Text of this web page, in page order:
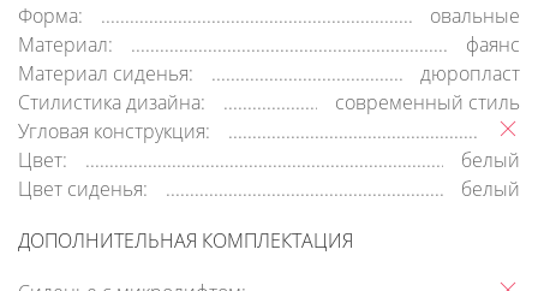
Форма:
овальные
Материал:
фаянс
Материал сиденья:
дюропласт
Стилистика дизайна:
современный стиль
Угловая конструкция:
Цвет:
белый
Цвет сиденья:
белый
ДОПОЛНИТЕЛЬНАЯ КОМПЛЕКТАЦИЯ